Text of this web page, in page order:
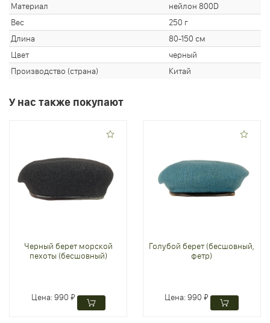
Материал
нейлон 800D
Вес
250 г
Длина
80-150 см
Цвет
черный
Производство (страна)
Китай
У нас также покупают
Черный берет морской
пехоты (бесшовный)
Цена:990 ₽
Голубой берет (бесшовный,
фетр)
Цена:990 ₽